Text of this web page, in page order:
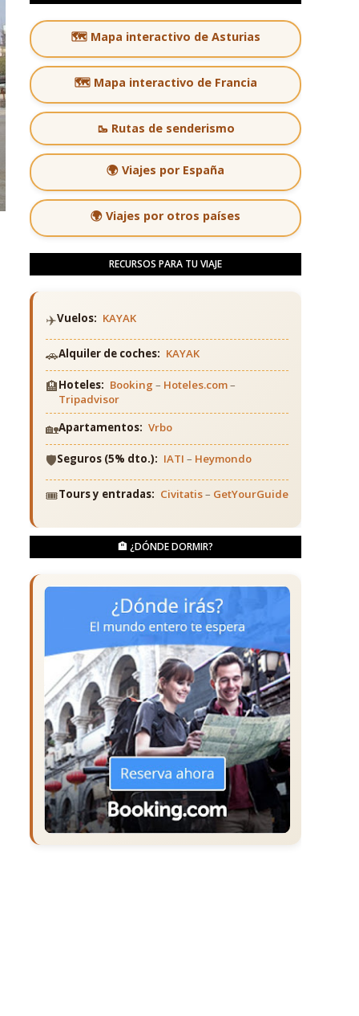
🗺️ Mapa interactivo de Asturias
🗺️ Mapa interactivo de Francia
🥾 Rutas de senderismo
🌍 Viajes por España
🌍 Viajes por otros países
RECURSOS PARA TU VIAJE
✈️Vuelos: KAYAK
🚗Alquiler de coches: KAYAK
🏨Hoteles: Booking – Hoteles.com–
Tripadvisor
🏡Apartamentos: Vrbo
🛡️Seguros (5% dto.): IATI – Heymondo
🎟️Tours y entradas: Civitatis– GetYourGuide
🏨 ¿DÓNDE DORMIR?